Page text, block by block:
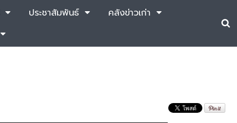
ประชาสัมพันธ์
คลังข่าวเก่า